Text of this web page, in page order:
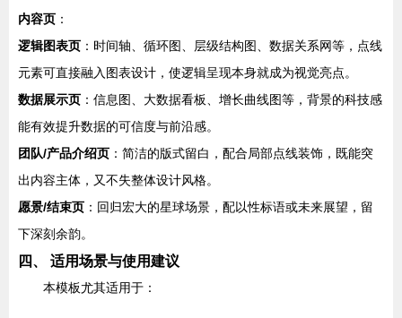
内容页 ：
逻辑图表页 ：时间轴、循环图、层级结构图、数据关系网等，点线
元素可直接融入图表设计，使逻辑呈现本身就成为视觉亮点。
数据展示页 ：信息图、大数据看板、增长曲线图等，背景的科技感
能有效提升数据的可信度与前沿感。
团队/产品介绍页 ：简洁的版式留白，配合局部点线装饰，既能突
出内容主体，又不失整体设计风格。
愿景/结束页 ：回归宏大的星球场景，配以性标语或未来展望，留
下深刻余韵。
四、 适用场景与使用建议
本模板尤其适用于：